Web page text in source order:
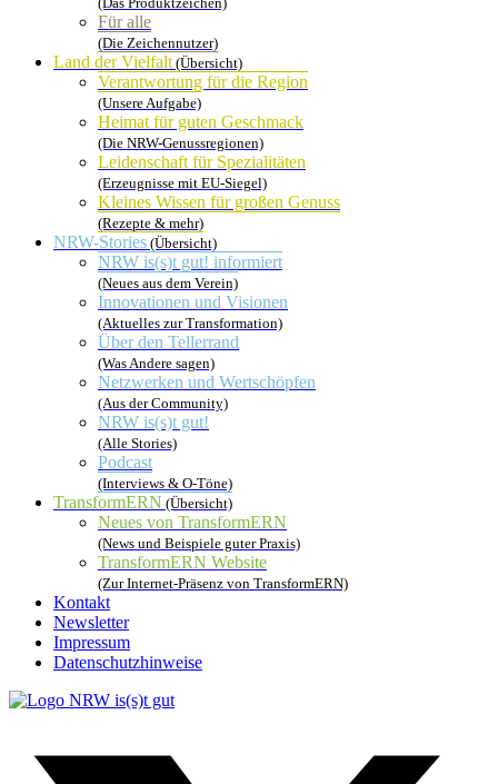
(Das Produktzeichen)
Für alle
(Die Zeichennutzer)
Land der Vielfalt(Übersicht)
Verantwortung für die Region
(Unsere Aufgabe)
Heimat für guten Geschmack
(Die NRW-Genussregionen)
Leidenschaft für Spezialitäten
(Erzeugnisse mit EU-Siegel)
Kleines Wissen für großen Genuss
(Rezepte & mehr)
NRW-Stories (Übersicht)
NRW is(s)t gut! informiert
(Neues aus dem Verein)
Innovationen und Visionen
(Aktuelles zur Transformation)
Über den Tellerrand
(Was Andere sagen)
Netzwerken und Wertschöpfen
(Aus der Community)
NRW is(s)t gut!
(Alle Stories)
Podcast
(Interviews & O-Töne)
TransformERN (Übersicht)
Neues von TransformERN
(News und Beispiele guter Praxis)
TransformERN Website
(Zur Internet-Präsenz von TransformERN)
Kontakt
Newsletter
Impressum
Datenschutzhinweise